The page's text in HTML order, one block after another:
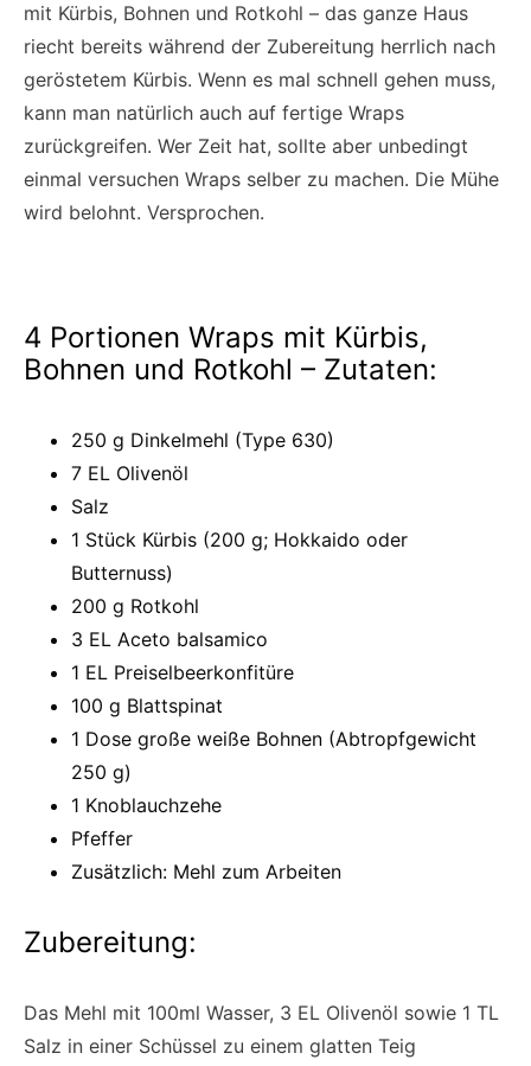
mit Kürbis, Bohnen und Rotkohl – das ganze Haus
riecht bereits während der Zubereitung herrlich nach
geröstetem Kürbis. Wenn es mal schnell gehen muss,
kann man natürlich auch auf fertige Wraps
zurückgreifen. Wer Zeit hat, sollte aber unbedingt
einmal versuchen Wraps selber zu machen. Die Mühe
wird belohnt. Versprochen.
4 Portionen Wraps mit Kürbis,
Bohnen und Rotkohl – Zutaten:
250 g Dinkelmehl (Type 630)
7 EL Olivenöl
Salz
1 Stück Kürbis (200 g; Hokkaido oder
Butternuss)
200 g Rotkohl
3 EL Aceto balsamico
1 EL Preiselbeerkonfitüre
100 g Blattspinat
1 Dose große weiße Bohnen (Abtropfgewicht
250 g)
1 Knoblauchzehe
Pfeffer
Zusätzlich: Mehl zum Arbeiten
Zubereitung:
Das Mehl mit 100ml Wasser, 3 EL Olivenöl sowie 1 TL
Salz in einer Schüssel zu einem glatten Teig